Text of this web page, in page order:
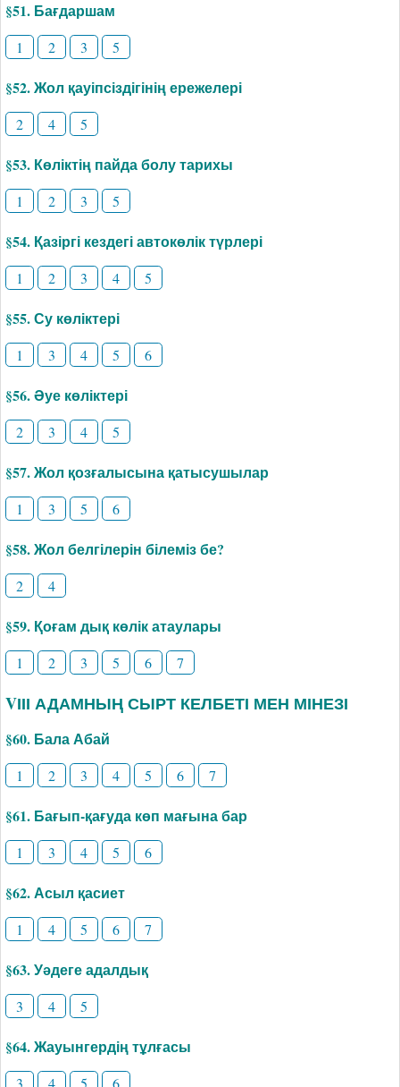
§51. Бағдаршам
1 2 3 5
§52. Жол қауіпсіздігінің ережелері
2 4 5
§53. Көліктің пайда болу тарихы
1 2 3 5
§54. Қазіргі кездегі автокөлік түрлері
1 2 3 4 5
§55. Су көліктері
1 3 4 5 6
§56. Әуе көліктері
2 3 4 5
§57. Жол қозғалысына қатысушылар
1 3 5 6
§58. Жол белгілерін білеміз бе?
2 4
§59. Қоғам дық көлік атаулары
1 2 3 5 6 7
VІІІ АДАМНЫҢ СЫРТ КЕЛБЕТІ МЕН МІНЕЗІ
§60. Бала Абай
1 2 3 4 5 6 7
§61. Бағып-қағуда көп мағына бар
1 3 4 5 6
§62. Асыл қасиет
1 4 5 6 7
§63. Уәдеге адалдық
3 4 5
§64. Жауынгердің тұлғасы
3 4 5 6